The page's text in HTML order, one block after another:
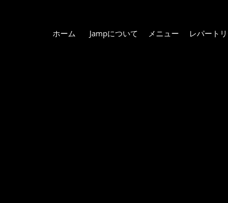
ホーム Jampについて メニュー レパート